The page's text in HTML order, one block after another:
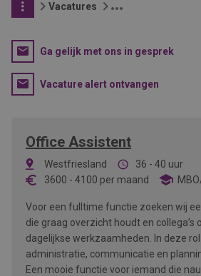
Vacatures
Ga gelijk met ons in gesprek
Vacature alert ontvangen
Office Assistent
Westfriesland
36 - 40 uur
3600 - 4100 per maand
Voor een fulltime functie zoeken wij
die graag overzicht houdt en collega’s
dagelijkse werkzaamheden. In deze
administratie, communicatie en
Een mooie functie voor iemand die